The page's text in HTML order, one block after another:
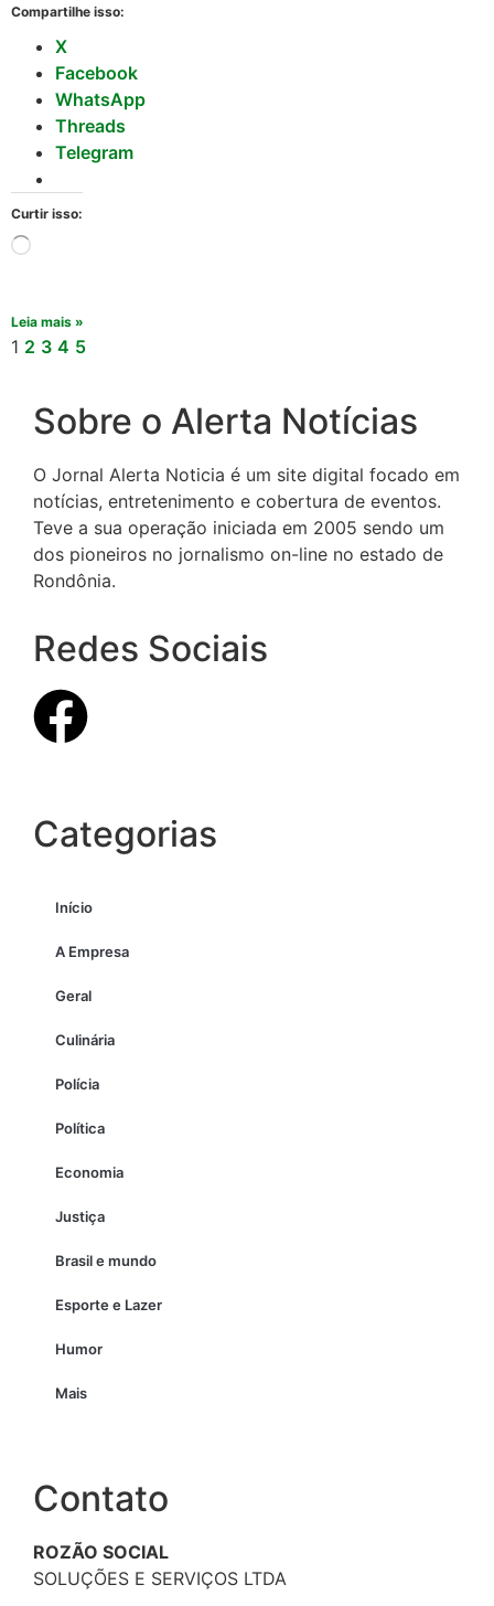
Compartilhe isso:
X
Facebook
WhatsApp
Threads
Telegram
Curtir isso:
Leia mais »
1 2 3 4 5
Sobre o Alerta Notícias
O Jornal Alerta Noticia é um site digital focado em
notícias, entretenimento e cobertura de eventos.
Teve a sua operação iniciada em 2005 sendo um
dos pioneiros no jornalismo on-line no estado de
Rondônia.
Redes Sociais
Categorias
Início
A Empresa
Geral
Culinária
Polícia
Política
Economia
Justiça
Brasil e mundo
Esporte e Lazer
Humor
Mais
Contato
ROZÃO SOCIAL
SOLUÇÕES E SERVIÇOS LTDA